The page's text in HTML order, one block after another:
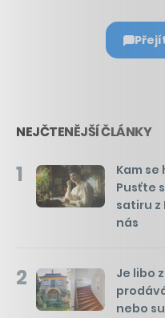
NEJČTENĚJŠÍ ČLÁNKY
1
Kam
Pusťte
satiru z
nás
2
Je libo
nebo